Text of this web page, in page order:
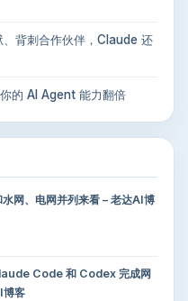
背刺合作伙伴，Claude 还
的 AI Agent 能力翻倍
网、电网并列来看 – 老达AI博
Code 和 Codex 完成网
博客